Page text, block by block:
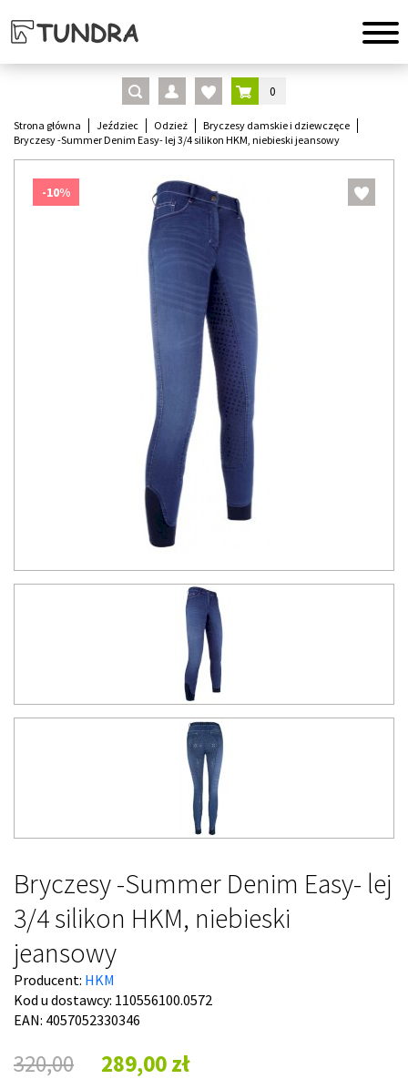
0
Strona główna Jeździec Odzież
Bryczesy damskie i dziewczęce
Bryczesy -Summer Denim Easy- lej 3/4 silikon HKM, niebieski jeansowy
-10%
Bryczesy -Summer Denim Easy- lej
3/4 silikon HKM, niebieski
jeansowy
Producent: HKM
Kod u dostawcy: 110556100.0572
EAN: 4057052330346
320,00
289,00 zł